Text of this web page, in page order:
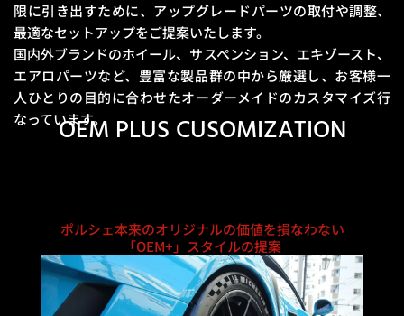
限に引き出すために、 アップグレードパーツの取付や調整、
最適なセットアップをご提案いたします。
国内外ブランドのホイール、サスペンション、エキゾースト、
エアロパーツなど、豊富な製品群の中から厳選し、 お客様一
人ひとりの目的に合わせたオーダーメイドのカスタマイズ行
なっています。
OEM PLUS CUSOMIZATION
ポルシェ本来のオリジナルの価値を損なわない
「OEM+」スタイルの提案